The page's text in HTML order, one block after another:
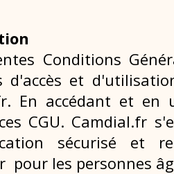
Conditions
d'accès et
En accédant et en
CGU. Camdial.fr
sécurisé et
pour les personnes